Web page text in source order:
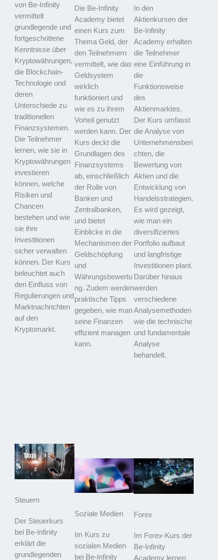
von Be-Infinity
vermittelt
grundlegende und
fortgeschrittene
Kenntnisse über
Kryptowährungen,
die Blockchain-
Technologie und
deren
Unterschiede zu
traditionellen
Finanzsystemen.
Die Teilnehmer
lernen, wie sie in
Kryptowährungen
investieren
können, welche
Risiken und
Chancen
bestehen und wie
sie ihre
Investitionen
sicher verwalten
können. Der Kurs
beleuchtet auch
den Einfluss von
Regulierungen und
Marktnachrichten
auf den
Kryptomarkt.
Die Be-Infinity
Academy bietet
einen Kurs zum
Thema Geld, der
den Teilnehmern
vermittelt, wie das
Geldsystem
wirklich
funktioniert und
wie es zu ihrem
Vorteil genutzt
werden kann. Der
Kurs deckt die
Grundlagen des
Finanzsystems
ab, einschließlich
der Rolle von
Banken und
Zentralbanken,
und bietet
Einblicke in die
Mechanismen der
Geldschöpfung
und
Währungsbewertu
ng. Zudem werden
praktische Tipps
gegeben, wie man
seine Finanzen
effizient managen
kann.
In den
Aktienkursen der
Be-Infinity
Academy erhalten
die Teilnehmer
eine Einführung in
die
Funktionsweise
des
Aktienmarktes.
Der Kurs umfasst
die Analyse von
Unternehmensberi
chten, die
Bewertung von
Aktien und die
Entwicklung von
Handelsstrategien.
Es wird gezeigt,
wie man ein
diversifiziertes
Portfolio aufbaut
und langfristige
Investitionen plant.
Darüber hinaus
werden
verschiedene
Analysemethoden
wie die technische
und fundamentale
Analyse
behandelt.
Steuern
Der Steuerkurs
bei Be-Infinity
erklärt die
grundlegenden
Soziale Medien
Im Kurs zu
sozialen Medien
bei Be-Infinity
Forex
Im Forex-Kurs der
Be-Infinity
Academy lernen